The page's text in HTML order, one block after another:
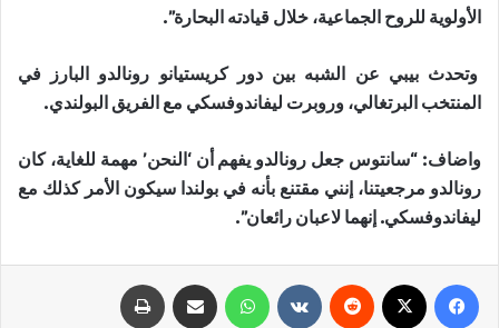
الأولوية للروح الجماعية، خلال قيادته البحارة”.
وتحدث بيبي عن الشبه بين دور كريستيانو رونالدو البارز في
المنتخب البرتغالي، وروبرت ​ليفاندوفسكي​ مع الفريق البولندي.
واضاف: “سانتوس جعل رونالدو يفهم أن ‘النحن’ مهمة للغاية، كان
رونالدو مرجعيتنا، إنني مقتنع بأنه في بولندا سيكون الأمر كذلك مع
ليفاندوفسكي. إنهما لاعبان رائعان”.
واتساب